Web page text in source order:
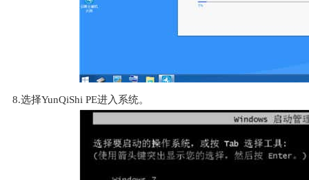
8.选择YunQiShi PE进入系统。